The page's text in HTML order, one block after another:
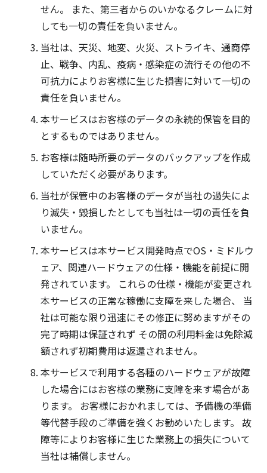
せん。 また、第三者からのいかなるクレームに対
しても一切の責任を負いません。
当社は、天災、地変、火災、ストライキ、通商停
止、戦争、内乱、疫病・感染症の流行その他の不
可抗力によりお客様に生じた損害に対いて一切の
責任を負いません。
本サービスはお客様のデータの永続的保管を目的
とするものではありません。
お客様は随時所要のデータのバックアップを作成
していただく必要があります。
当社が保管中のお客様のデータが当社の過失によ
り滅失・毀損したとしても当社は一切の責任を負
いません。
本サービスは本サービス開発時点でOS・ミドルウ
ェア、関連ハードウェアの仕様・機能を前提に開
発されています。 これらの仕様・機能が変更され
本サービスの正常な稼働に支障を来した場合、 当
社は可能な限り迅速にその修正に努めますがその
完了時期は保証されず その間の利用料金は免除減
額されず初期費用は返還されません。
本サービスで利用する各種のハードウェアが故障
した場合にはお客様の業務に支障を来す場合があ
ります。 お客様におかれましては、予備機の準備
等代替手段のご準備を強くお勧めいたします。 故
障等によりお客様に生じた業務上の損失について
当社は補償しません。